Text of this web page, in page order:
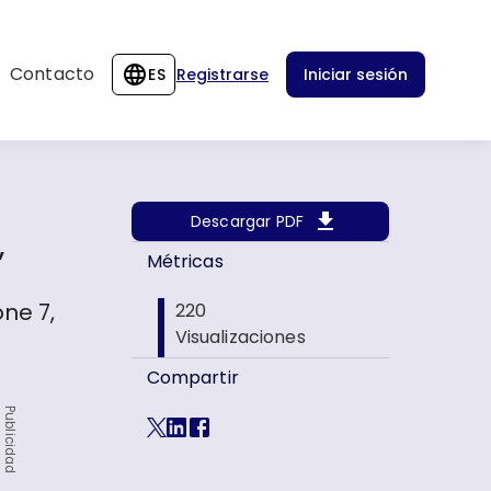
Contacto ES Registrarse Iniciar sesión
7,
Publicidad
Descargar PDF
Métricas
220
Visualizaciones
Compartir